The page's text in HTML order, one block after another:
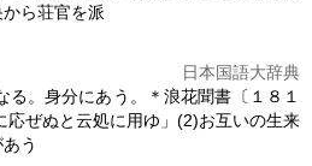
ら荘官を派
日本国語大辞典
。身分にあう。＊浪花聞書〔１８１
応ぜぬと云処に用ゆ」(2)お互いの生来
う